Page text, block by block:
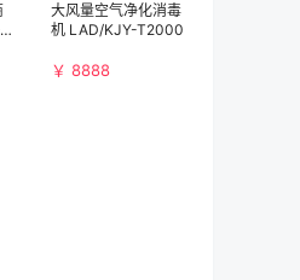
大风量空气净化消毒
机 LAD/KJY-T2000
￥ 8888